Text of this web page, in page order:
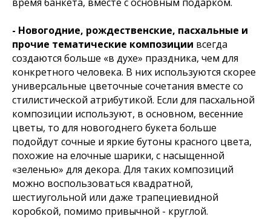
- Новогодние, рождественские, пасхальные и
прочие тематические композиции всегда
создаются больше «в духе» праздника, чем для
конкретного человека. В них используются скорее
универсальные цветочные сочетания вместе со
стилистической атрибутикой. Если для пасхальной
композиции используют, в основном, весенние
цветы, то для новогоднего букета больше
подойдут сочные и яркие бутоны красного цвета,
похожие на елочные шарики, с насыщенной
«зеленью» для декора. Для таких композиций
можно воспользоваться квадратной,
шестиугольной или даже трапециевидной
коробкой, помимо привычной - круглой.